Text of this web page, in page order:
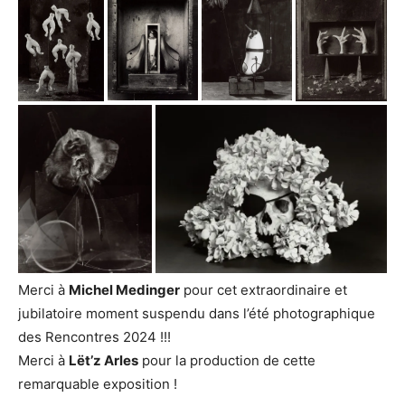
Merci à Michel Medinger pour cet extraordinaire et
jubilatoire moment suspendu dans l’été photographique
des Rencontres 2024 !!!
Merci à Lët’z Arles pour la production de cette
remarquable exposition !